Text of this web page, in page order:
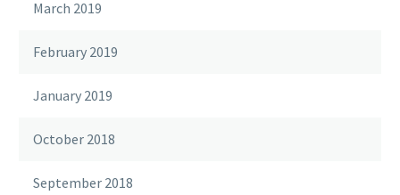
March 2019
February 2019
January 2019
October 2018
September 2018